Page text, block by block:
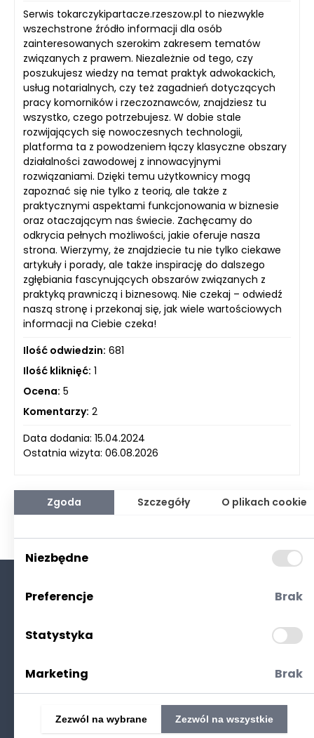
Serwis tokarczykipartacze.rzeszow.pl to niezwykle
wszechstrone źródło informacji dla osób
zainteresowanych szerokim zakresem tematów
związanych z prawem. Niezależnie od tego, czy
poszukujesz wiedzy na temat praktyk adwokackich,
usług notarialnych, czy też zagadnień dotyczących
pracy komorników i rzeczoznawców, znajdziesz tu
wszystko, czego potrzebujesz. W dobie stale
rozwijających się nowoczesnych technologii,
platforma ta z powodzeniem łączy klasyczne obszary
działalności zawodowej z innowacyjnymi
rozwiązaniami. Dzięki temu użytkownicy mogą
zapoznać się nie tylko z teorią, ale także z
praktycznymi aspektami funkcjonowania w biznesie
oraz otaczającym nas świecie. Zachęcamy do
odkrycia pełnych możliwości, jakie oferuje nasza
strona. Wierzymy, że znajdziecie tu nie tylko ciekawe
artykuły i porady, ale także inspirację do dalszego
zgłębiania fascynujących obszarów związanych z
praktyką prawniczą i biznesową. Nie czekaj – odwiedź
naszą stronę i przekonaj się, jak wiele wartościowych
informacji na Ciebie czeka!
Ilość odwiedzin: 681
Ilość kliknięć: 1
Ocena: 5
Komentarzy: 2
Data dodania: 15.04.2024
Ostatnia wizyta: 06.08.2026
Polityka prywatności
Zgoda Szczegóły O plikach cookie
Niezbędne
Preferencje Brak
Statystyka
Marketing Brak
Zezwól na wybrane Zezwól na wszystkie